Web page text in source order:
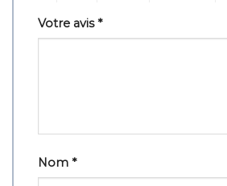
Votre avis*
Nom *